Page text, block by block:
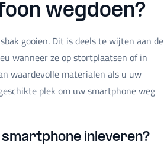
wegdoen?
gooien. Dit is deels te wijten aan de
wanneer ze op stortplaatsen of in
waardevolle materialen als u uw
plek om uw smartphone weg
inleveren?